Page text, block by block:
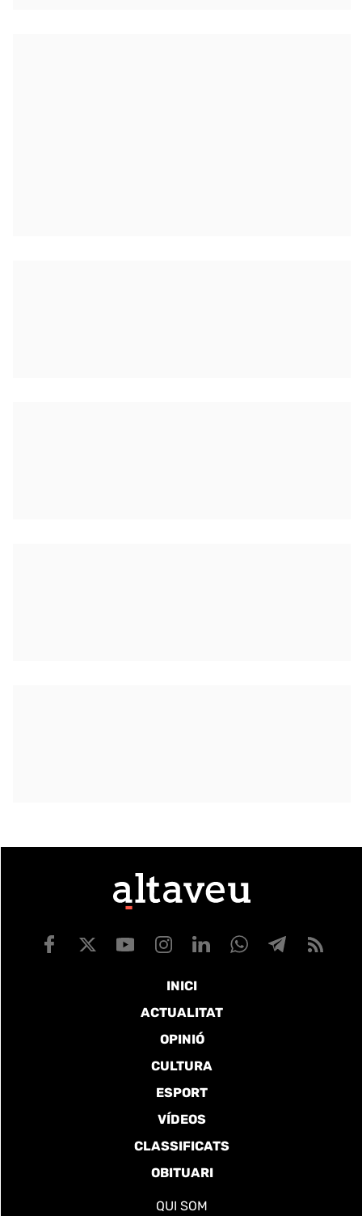
INICI
ACTUALITAT
OPINIÓ
CULTURA
ESPORT
VÍDEOS
CLASSIFICATS
OBITUARI
QUI SOM